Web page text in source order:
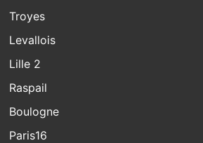
Troyes
Levallois
Lille 2
Raspail
Boulogne
Paris16